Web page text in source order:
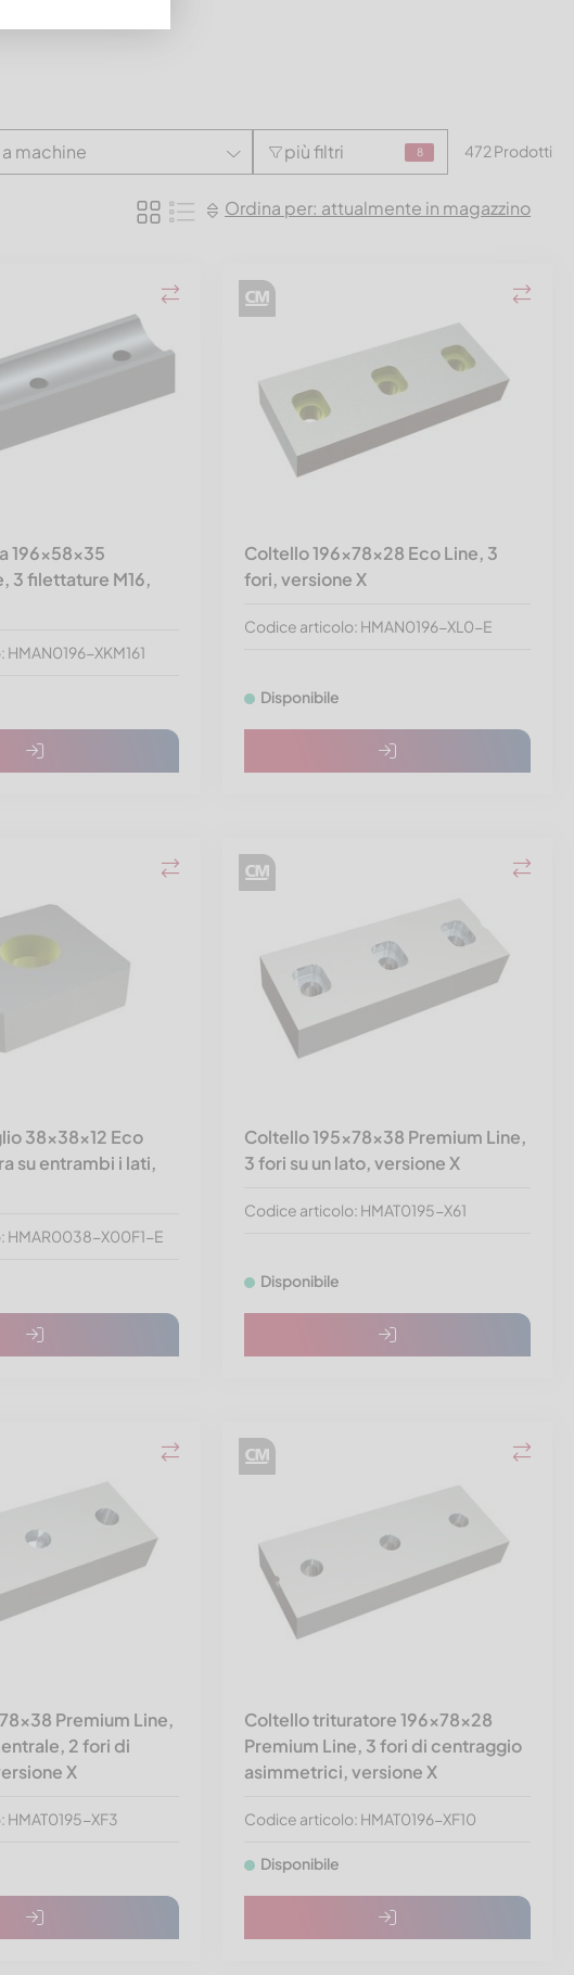
machine più filtri 8 472 Prodotti
Ordina per: attualmente in magazzino
196x58x35
3 filettature M16,
XKM161
Coltello 196x78x28 Eco Line, 3
fori, versione X
Codice articolo: HMAN0196-XL0-E
Disponibile
38x38x12 Eco
su entrambi i lati,
HMAR0038-X00F1-E
Coltello 195x78x38 Premium Line,
3 fori su un lato, versione X
Codice articolo: HMAT0195-X61
Disponibile
Premium Line,
2 fori di
X
XF3
Coltello trituratore 196x78x28
Premium Line, 3 fori di centraggio
asimmetrici, versione X
Codice articolo: HMAT0196-XF10
Disponibile